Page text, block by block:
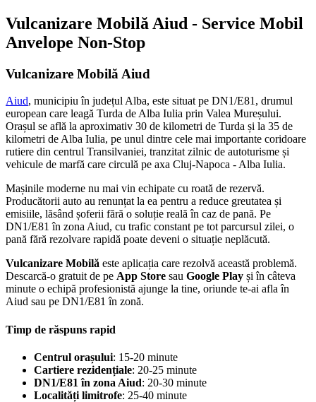
Vulcanizare Mobilă Aiud - Service Mobil
Anvelope Non-Stop
Vulcanizare Mobilă Aiud
Aiud, municipiu în județul Alba, este situat pe DN1/E81, drumul
european care leagă Turda de Alba Iulia prin Valea Mureșului.
Orașul se află la aproximativ 30 de kilometri de Turda și la 35 de
kilometri de Alba Iulia, pe unul dintre cele mai importante coridoare
rutiere din centrul Transilvaniei, tranzitat zilnic de autoturisme și
vehicule de marfă care circulă pe axa Cluj-Napoca - Alba Iulia.
Mașinile moderne nu mai vin echipate cu roată de rezervă.
Producătorii auto au renunțat la ea pentru a reduce greutatea și
emisiile, lăsând șoferii fără o soluție reală în caz de pană. Pe
DN1/E81 în zona Aiud, cu trafic constant pe tot parcursul zilei, o
pană fără rezolvare rapidă poate deveni o situație neplăcută.
Vulcanizare Mobilă este aplicația care rezolvă această problemă.
Descarcă-o gratuit de pe App Store sau Google Play și în câteva
minute o echipă profesionistă ajunge la tine, oriunde te-ai afla în
Aiud sau pe DN1/E81 în zonă.
Timp de răspuns rapid
Centrul orașului: 15-20 minute
Cartiere rezidențiale: 20-25 minute
DN1/E81 în zona Aiud: 20-30 minute
Localități limitrofe: 25-40 minute